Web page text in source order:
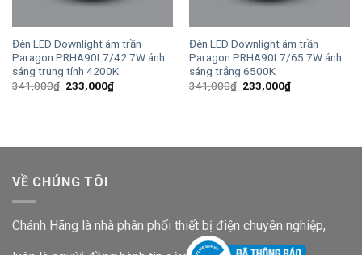
Đèn LED Downlight âm trần
Paragon PRHA90L7/42 7W ánh
sáng trung tính 4200K
341,000₫ Giá
233,000₫Giá
hiện
Đèn LED Downlight âm trần
Paragon PRHA90L7/65 7W ánh
sáng trắng 6500K
341,000₫ Giá
233,000₫Giá
hiện
VỀ CHÚNG TÔI
Chánh Hãng là nhà phân phối thiết bị điện chuyên nghiệp,